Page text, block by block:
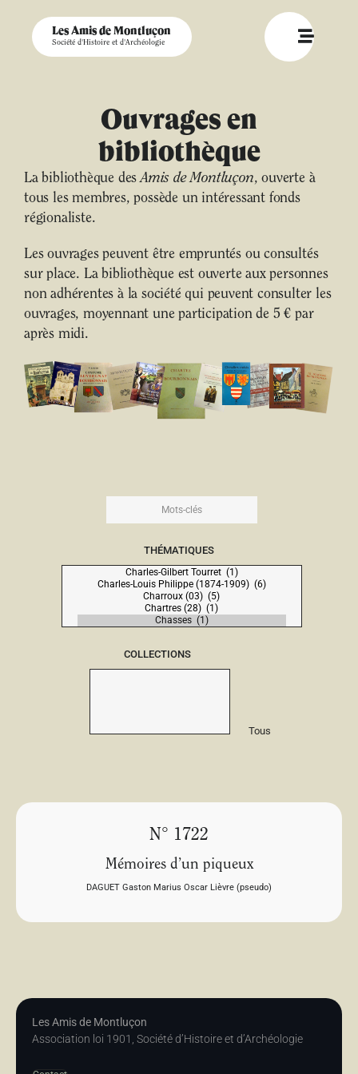
Les Amis de Montluçon
Société d'Histoire et d'Archéologie
Ouvrages en
bibliothèque
La bibliothèque desAmis de Montluçon, ouverte à
tous les membres, possède un intéressant fonds
régionaliste.
Les ouvrages peuvent être empruntés ou consultés
sur place. La bibliothèque est ouverte aux personnes
non adhérentes à la société qui peuvent consulter les
ouvrages, moyennant une participation de 5 € par
après midi.
THÉMATIQUES
COLLECTIONS
Tous
N° 1722
Mémoires d’un piqueux
DAGUET Gaston Marius Oscar Lièvre (pseudo)
Les Amis de Montluçon
Association loi 1901, Société d’Histoire et d’Archéologie